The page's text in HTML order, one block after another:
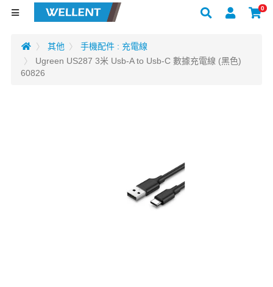
0
其他
手機配件 : 充電線
Ugreen US287 3米 Usb-A to Usb-C 數據充電線 (黑色)
60826